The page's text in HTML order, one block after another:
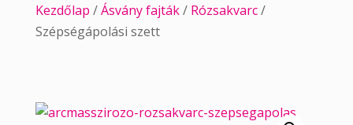
Kezdőlap /Ásvány fajták/ Rózsakvarc/
Szépségápolási szett